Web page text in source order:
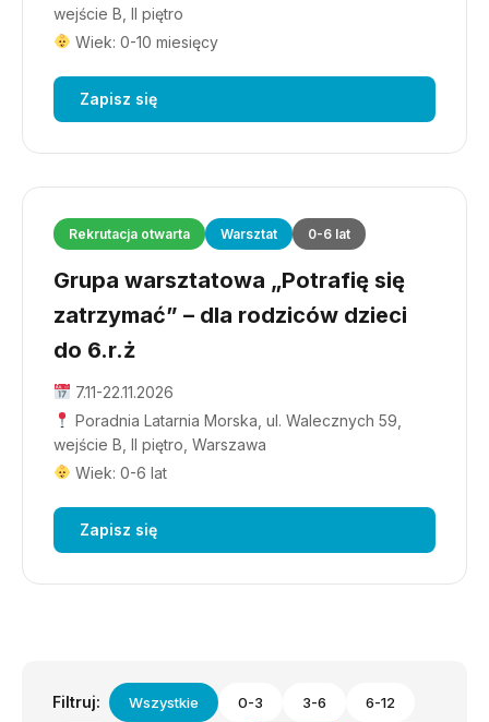
wejście B, II piętro
Wiek: 0-10 miesięcy
Zapisz się
Rekrutacja otwarta Warsztat 0-6 lat
Grupa warsztatowa „Potrafię się
zatrzymać” – dla rodziców dzieci
do 6.r.ż
7.11-22.11.2026
Poradnia Latarnia Morska, ul. Walecznych 59,
wejście B, II piętro, Warszawa
Wiek: 0-6 lat
Zapisz się
Filtruj: Wszystkie 0-3 3-6 6-12